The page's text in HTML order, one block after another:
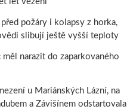
požáry i kolapsy z horka,
slibují ještě vyšší teploty
měl narazit do zaparkovaného
u Mariánských Lázní, na
a Závišínem odstartovala